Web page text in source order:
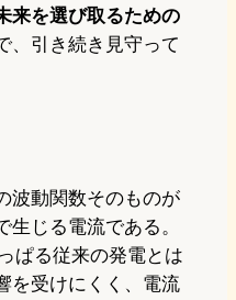
来を選び取るための
、引き続き見守って
波動関数そのものが
じる電流である。
ぱる従来の発電とは
を受けにくく、電流